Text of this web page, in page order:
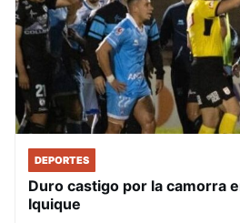
DEPORTES
Duro castigo por la camorra
Iquique